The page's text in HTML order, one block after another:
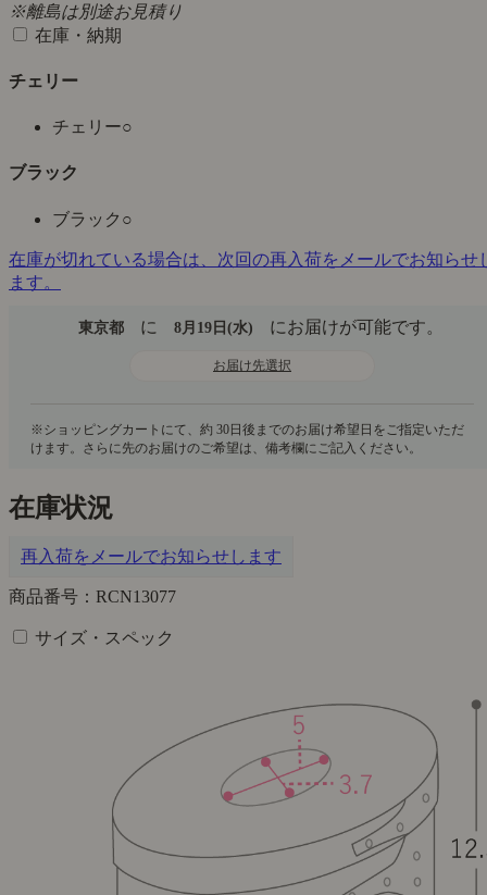
※離島は別途お見積り
在庫・納期
チェリー
チェリー○
ブラック
ブラック ○
在庫が切れている場合は、次回の再入荷をメールでお知らせ
ます。
東京都 に 8月19日(水) にお届けが可能です。
お届け先選択
在庫状況
再入荷をメールでお知らせします
商品番号：RCN13077
サイズ・スペック